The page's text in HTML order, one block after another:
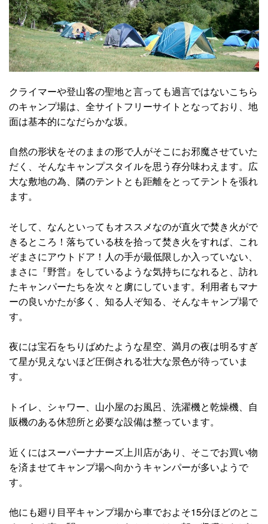
クライマーや登山客の聖地と言っても過言ではないこちら
のキャンプ場は、全サイトフリーサイトとなっており、地
面は基本的になだらかな坂。
自然の形状をそのままの形で人がそこにお邪魔させていた
だく、そんなキャンプスタイルを思う存分味わえます。広
大な敷地の為、隣のテントとも距離をとってテントを張れ
ます。
そして、なんといってもオススメなのが直火で焚‎き火がで
きるところ！落ちている枝を拾って焚き火をすれば、これ
ぞまさにアウトドア！人の手が最低限しか入っていない、
まさに『野営』をしているような気持ちになれると、訪れ
たキャンパーたちを次々と虜にしています。利用者もマナ
ーの良いかたが多く、知る人ぞ知る、そんなキャンプ場で
す。
夜には宝石をちりばめたような星空、満月の夜は明るすぎ
て星が見えないほど圧倒される壮大な景色が待っていま
す。
トイレ、シャワー、山小屋のお風呂、洗濯機と乾燥機、自
販機のある休憩所と必要な設備は整っています。
近くにはスーパーナナーズ上川店があり、そこでお買い物
を済ませてキャンプ場へ向かうキャンパーが多いようで
す。
他にも廻り目平キャンプ場から車でおよそ15分ほどのとこ